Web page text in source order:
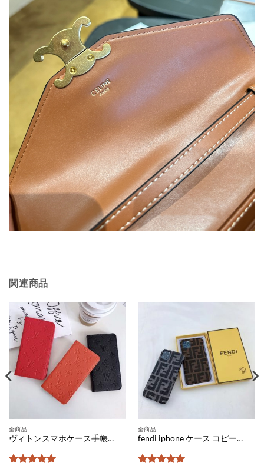
関連商品
全商品
ヴィトンスマホケース手帳型 iphone18pro/17pro max/17 ケース 手帳型 ヴィトン iphone18promax/17pro/16 ケース 激安 モノグラム柄 iphone ケース ルイ ヴィトン 人気 アイフォンケース 手帳 型
全商品
fendi iphone ケース コピー iphone15 pro ケース ブランドパロディ 布 iphone14ケース メンズ フェンディ 風 アイフォン xs ケース 人気 iphone ケース FFズッカ柄 iphone ケースxr ペア 大人